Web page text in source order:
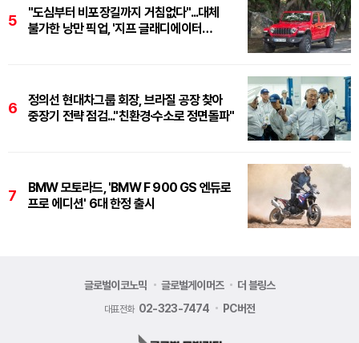
5
"도심부터 비포장길까지 거침없다"...대체
불가한 낭만 픽업, '지프 글래디에이터
6
정의선 현대차그룹 회장, 브라질 공장 찾아
중장기 전략 점검..."친환경·수소로 정면돌파"
7
BMW 모토라드, 'BMW F 900 GS 엔듀로
프로 에디션' 6대 한정 출시
글로벌이코노믹 글로벌게이머즈 더 블링스
대표전화 02-323-7474 PC버전